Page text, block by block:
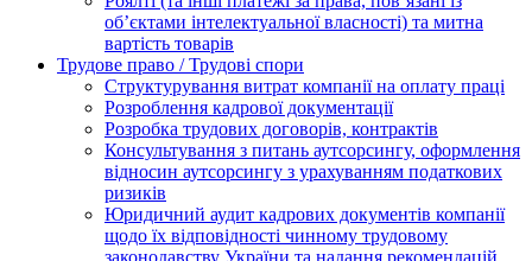
об’єктами інтелектуальної власності) та митна
вартість товарів
Трудове право / Трудові спори
Cтруктурування витрат компанії на оплату праці
Розроблення кадрової документації
Розробка трудових договорів, контрактів
Консультування з питань аутсорсингу, оформлення
відносин аутсорсингу з урахуванням податкових
ризиків
Юридичний аудит кадрових документів компанії
щодо їх відповідності чинному трудовому